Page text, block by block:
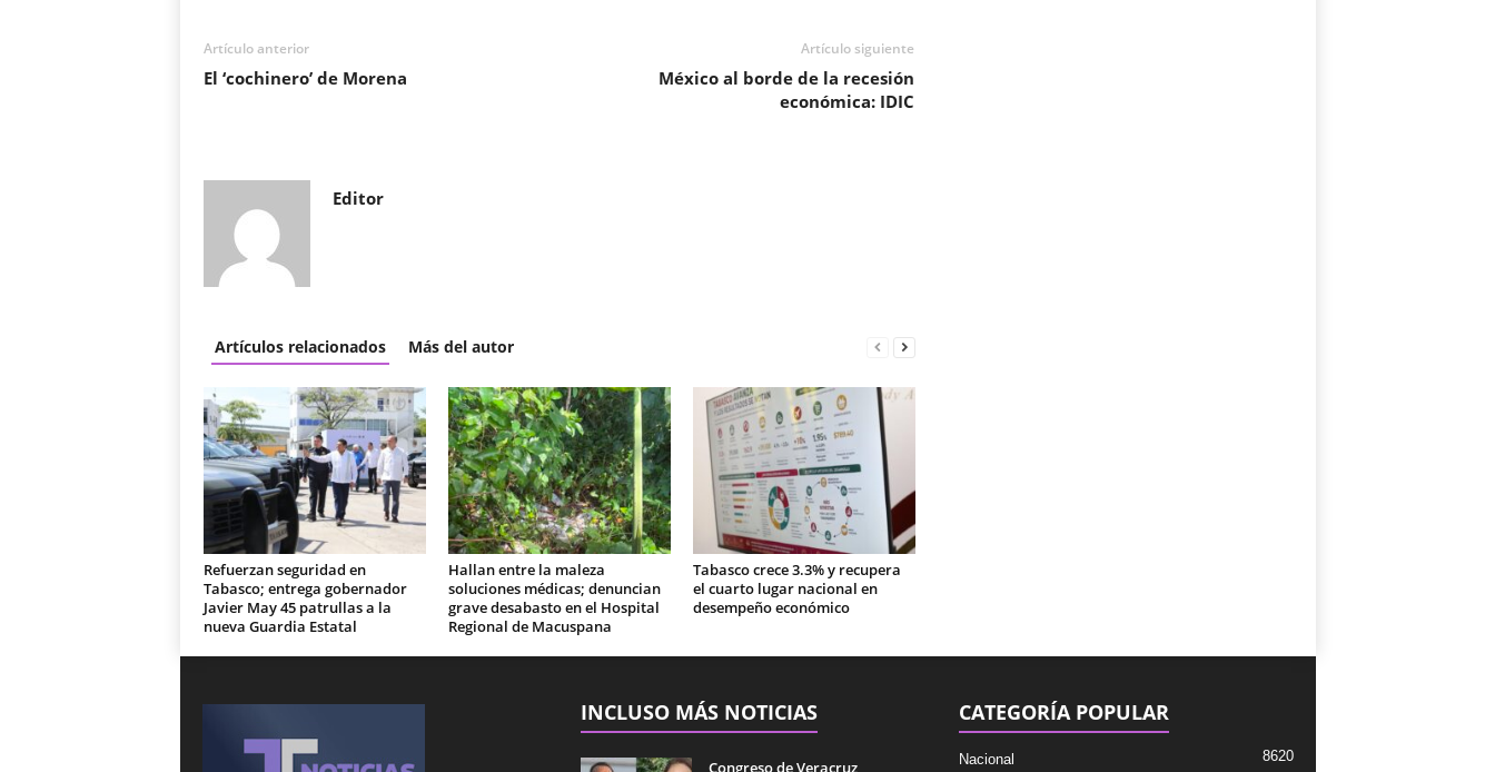
Artículo anterior
El ‘cochinero’ de Morena
Artículo siguiente
México al borde de la recesión
económica: IDIC
Editor
Artículos relacionados Más del autor
Refuerzan seguridad en
Tabasco; entrega gobernador
Javier May 45 patrullas a la
nueva Guardia Estatal
Hallan entre la maleza
soluciones médicas; denuncian
grave desabasto en el Hospital
Regional de Macuspana
Tabasco crece 3.3% y recupera
el cuarto lugar nacional en
desempeño económico
INCLUSO MÁS NOTICIAS
Congreso de Veracruz
CATEGORÍA POPULAR
Nacional 8620